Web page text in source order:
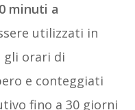
minuti a
utilizzati in
gli orari di
e conteggiati
fino a 30 giorni